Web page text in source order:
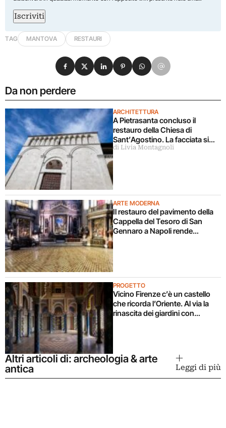
Iscriviti
TAG MANTOVA RESTAURI
Da non perdere
ARCHITETTURA
A Pietrasanta concluso il
restauro della Chiesa di
Sant’Agostino. La facciata si
rivela un atlante dei marmi delle
di Livia Montagnoli
ARTE MODERNA
Il restauro del pavimento della
Cappella del Tesoro di San
Gennaro a Napoli rende
PROGETTO
Vicino Firenze c’è un castello
che ricorda l’Oriente. Al via la
rinascita dei giardini con
Condividi su Facebook
Condividi su X
Condividi su LinkedIn
Condividi su Pinterest
Condividi su WhatsApp
Condividi su Email
Altri articoli di: archeologia & arte
antica
Leggi di più